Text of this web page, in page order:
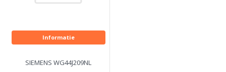
Informatie
SIEMENS WG44J209NL